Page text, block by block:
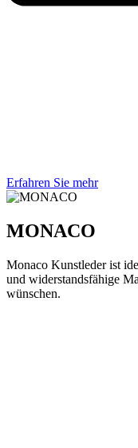
Erfahren Sie mehr
MONACO
Monaco Kunstleder ist
und widerstandsfähige
wünschen.